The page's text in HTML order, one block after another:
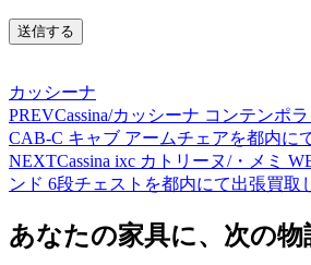
カッシーナ
PREVCassina/カッシーナ コンテンポ
CAB-C キャブ アームチェアを都内に
NEXTCassina ixc カトリーヌ/・メミ
ンド 6段チェストを都内にて出張買取
あなたの家具に、次の物